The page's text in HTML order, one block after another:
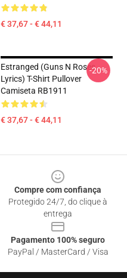
€ 37,67 - € 44,11
Estranged (Guns N Roses
Lyrics) T-Shirt Pullover
Camiseta RB1911
€ 37,67 - € 44,11
-20%
Compre com confiança
Protegido 24/7, do clique à
entrega
Pagamento 100% seguro
PayPal / MasterCard / Visa